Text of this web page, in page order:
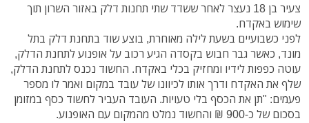
צעיר בן 18 נעצר לאחר ששדד שתי תחנות דלק באזור השרון תוך
שימוש באקדח.
לפני כשבועיים בשעת לילה מאוחרת, בוצע שוד בתחנת דלק בתל
מונד, כאשר גבר חבוש בקסדה הגיע רכוב על אופנוע לתחנת הדלק,
עוטה כפפות לידיו ומחזיק בכלי באקדח. החשוד נכנס לתחנת הדלק,
שלף את האקדח ודרך אותו לכיוונו של עובד במקום ואמר לו מספר
פעמים: "תן את הכסף בלי טעויות. העובד העביר לחשוד כסף במזומן
בסכום של כ-900 ₪ והחשוד נמלט מהמקום עם האופנוע.